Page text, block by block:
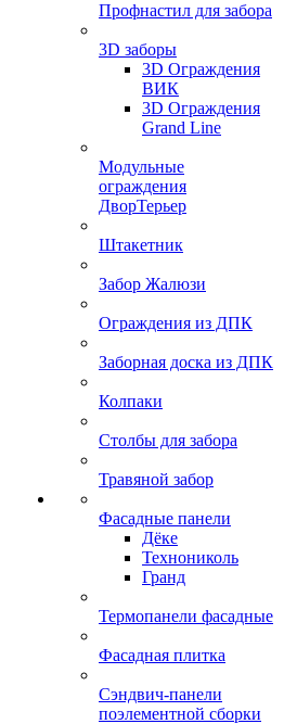
Профнастил для забора
3D заборы
3D Ограждения
ВИК
3D Ограждения
Grand Line
Модульные
ограждения
ДворТерьер
Штакетник
Забор Жалюзи
Ограждения из ДПК
Заборная доска из ДПК
Колпаки
Столбы для забора
Травяной забор
Фасадные панели
Дёке
Технониколь
Гранд
Термопанели фасадные
Фасадная плитка
Сэндвич-панели
поэлементной сборки